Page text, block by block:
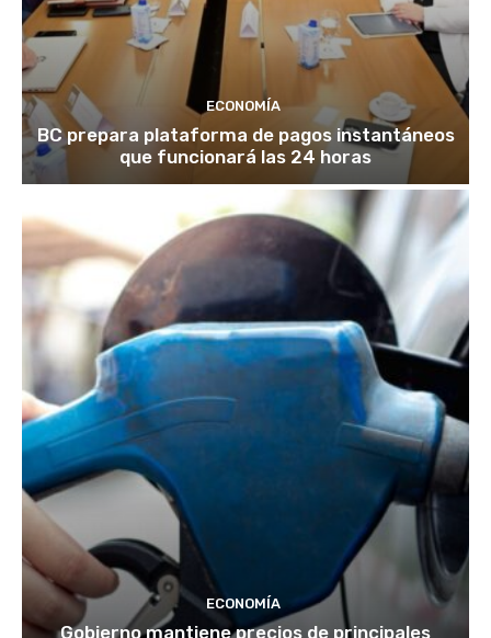
ECONOMÍA
BC prepara plataforma de pagos instantáneos
que funcionará las 24 horas
ECONOMÍA
Gobierno mantiene precios de principales